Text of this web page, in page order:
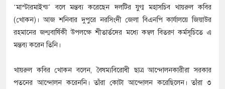
‘মাস্টারমাইন্ড’ বলে মন্তব্য করেছেন দলটির যুগ্ম মহাসচিব খায়রুল কবির
(খোকন)। আজ শনিবার দুপুরে নরসিংদী জেলা বিএনপি কার্যালয়ে জিয়াউর
রহমানের জন্মবার্ষিকী উপলক্ষে শীতার্তদের মধ্যে কম্বল বিতরণ কর্মসূচিতে এ
মন্তব্য করেন তিনি।
খায়রুল কবির খোকন বলেন, বৈষম্যবিরোধী ছাত্র আন্দোলনকারীরা সরকার
পতনের আন্দোলন করেননি। তাঁরা কোটা আন্দোলন করেছিলেন। তাঁরা ৩